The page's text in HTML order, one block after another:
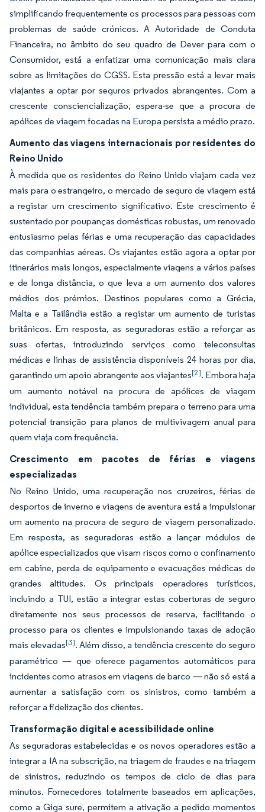
simplificando frequentemente os processos para pessoas com
problemas de saúde crónicos. A Autoridade de Conduta
Financeira, no âmbito do seu quadro de Dever para com o
Consumidor, está a enfatizar uma comunicação mais clara
sobre as limitações do CGSS. Esta pressão está a levar mais
viajantes a optar por seguros privados abrangentes. Com a
crescente consciencialização, espera-se que a procura de
apólices de viagem focadas na Europa persista a médio prazo.
Aumento das viagens internacionais por residentes do
Reino Unido
À medida que os residentes do Reino Unido viajam cada vez
mais para o estrangeiro, o mercado de seguro de viagem está
a registar um crescimento significativo. Este crescimento é
sustentado por poupanças domésticas robustas, um renovado
entusiasmo pelas férias e uma recuperação das capacidades
das companhias aéreas. Os viajantes estão agora a optar por
itinerários mais longos, especialmente viagens a vários países
e de longa distância, o que leva a um aumento dos valores
médios dos prémios. Destinos populares como a Grécia,
Malta e a Tailândia estão a registar um aumento de turistas
britânicos. Em resposta, as seguradoras estão a reforçar as
suas ofertas, introduzindo serviços como teleconsultas
médicas e linhas de assistência disponíveis 24 horas por dia,
garantindo um apoio abrangente aos viajantes[2]. Embora haja
um aumento notável na procura de apólices de viagem
individual, esta tendência também prepara o terreno para uma
potencial transição para planos de multivivagem anual para
quem viaja com frequência.
Crescimento em pacotes de férias e viagens
especializadas
No Reino Unido, uma recuperação nos cruzeiros, férias de
desportos de inverno e viagens de aventura está a impulsionar
um aumento na procura de seguro de viagem personalizado.
Em resposta, as seguradoras estão a lançar módulos de
apólice especializados que visam riscos como o confinamento
em cabine, perda de equipamento e evacuações médicas de
grandes altitudes. Os principais operadores turísticos,
incluindo a TUI, estão a integrar estas coberturas de seguro
diretamente nos seus processos de reserva, facilitando o
processo para os clientes e impulsionando taxas de adoção
mais elevadas[3]. Além disso, a tendência crescente do seguro
paramétrico — que oferece pagamentos automáticos para
incidentes como atrasos em viagens de barco — não só está a
aumentar a satisfação com os sinistros, como também a
reforçar a fidelização dos clientes.
Transformação digital e acessibilidade online
As seguradoras estabelecidas e os novos operadores estão a
integrar a IA na subscrição, na triagem de fraudes e na triagem
de sinistros, reduzindo os tempos de ciclo de dias para
minutos. Fornecedores totalmente baseados em aplicações,
como a Giga sure, permitem a ativação a pedido momentos